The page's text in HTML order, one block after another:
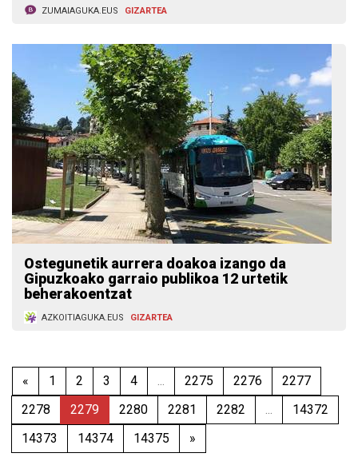
ZUMAIAGUKA.EUS GIZARTEA
Ostegunetik aurrera doakoa izango da
Gipuzkoako garraio publikoa 12 urtetik
beherakoentzat
AZKOITIAGUKA.EUS GIZARTEA
« 1 2 3 4 ... 2275 2276
2277
2278
2279 2280 2281 2282 ...
14372
14373
14374 14375 »